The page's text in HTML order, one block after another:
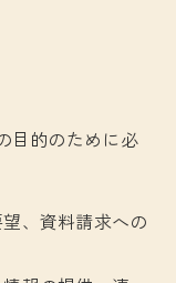
目的のために必
、資料請求への